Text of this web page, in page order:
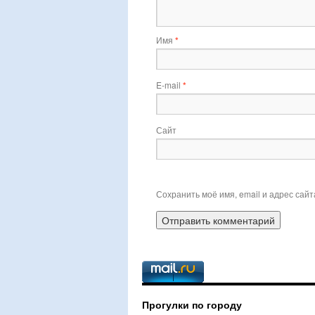
Имя *
E-mail *
Сайт
Сохранить моё имя, email и адрес
Прогулки по городу